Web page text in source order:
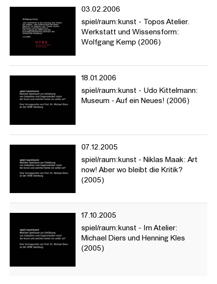
03.02.2006
spiel/raum:kunst - Topos Atelier.
Werkstatt und Wissensform:
Wolfgang Kemp (2006)
18.01.2006
spiel/raum:kunst - Udo Kittelmann:
Museum - Auf ein Neues! (2006)
07.12.2005
spiel/raum:kunst - Niklas Maak: Art
now! Aber wo bleibt die Kritik?
(2005)
17.10.2005
spiel/raum:kunst - Im Atelier:
Michael Diers und Henning Kles
(2005)